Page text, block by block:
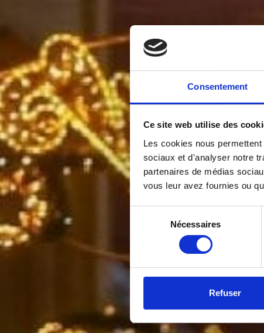
Consentement
Ce site web utilise des
Les cookies nous
sociaux et d'analyser notre
partenaires de médias
vous leur avez fournies ou
consentement
Nécessaires
Refuser